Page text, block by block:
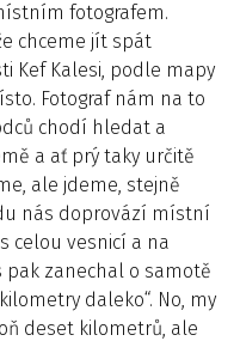
fotografem.
chceme jít spát
Kef Kalesi, podle mapy
Fotograf nám na to
chodí hledat a
a ať prý taky určitě
ale jdeme, stejně
nás doprovází místní
celou vesnicí a na
pak zanechal o samotě
daleko“. No, my
deset kilometrů, ale